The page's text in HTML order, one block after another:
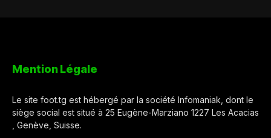
Mention Légale
Le site foot.tg est hébergé par la société Infomaniak, dont le
siège social est situé à 25 Eugène-Marziano 1227 Les Acacias
, Genève, Suisse.